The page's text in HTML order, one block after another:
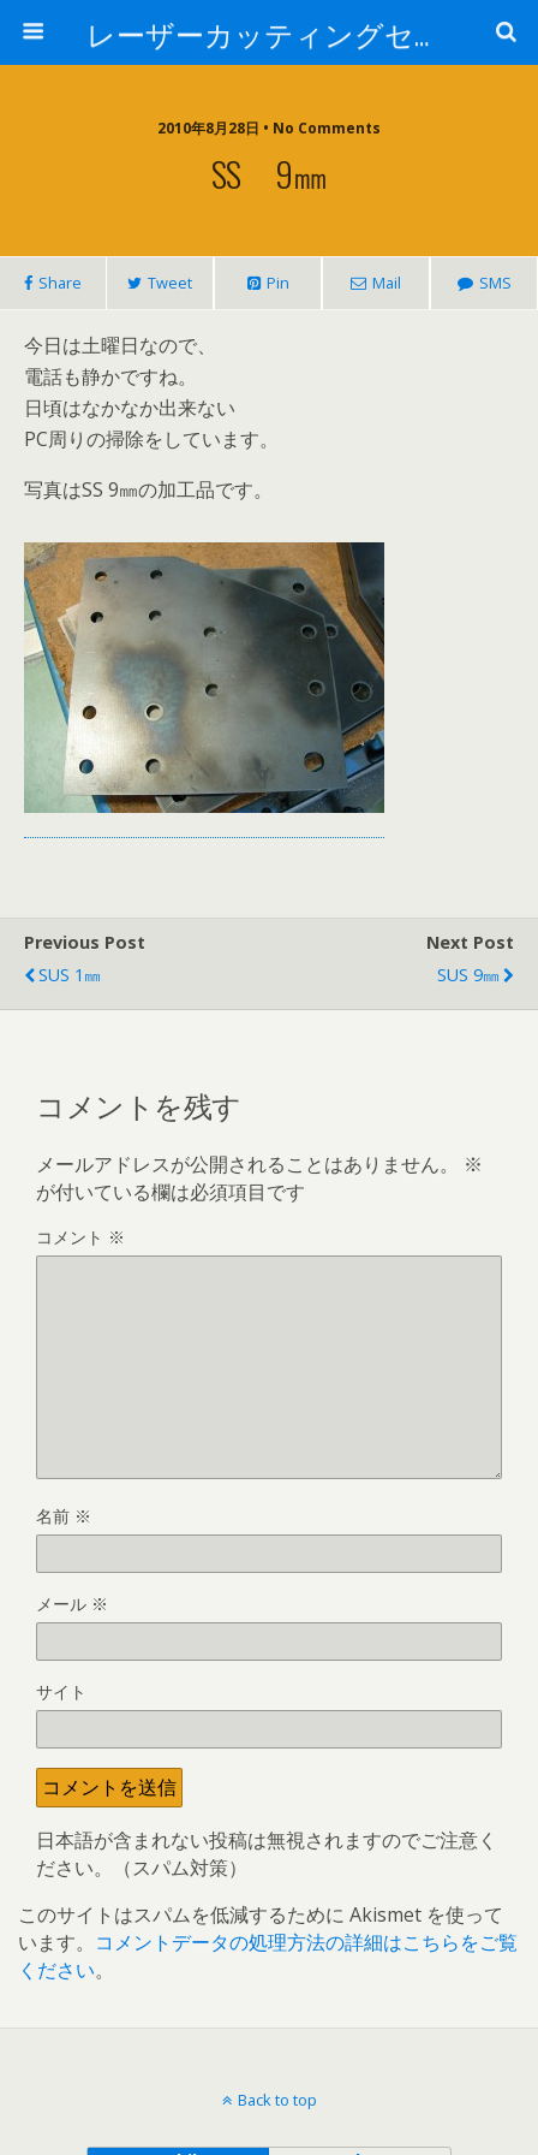
レーザーカッティングセンター 株式会社 中本鉄工所
2010年8月28日 • No Comments
SS 9㎜
Share Tweet Pin Mail SMS
今日は土曜日なので、
電話も静かですね。
日頃はなかなか出来ない
PC周りの掃除をしています。
写真はSS 9㎜の加工品です。
Previous Post
SUS 1㎜
Next Post
SUS 9㎜
コメントを残す
メールアドレスが公開されることはありません。
※
が付いている欄は必須項目です
コメント ※
名前 ※
メール ※
サイト
日本語が含まれない投稿は無視されますのでご注意く
ださい。（スパム対策）
このサイトはスパムを低減するために Akismet を使って
います。 コメントデータの処理方法の詳細はこちらをご覧
ください。
Back to top